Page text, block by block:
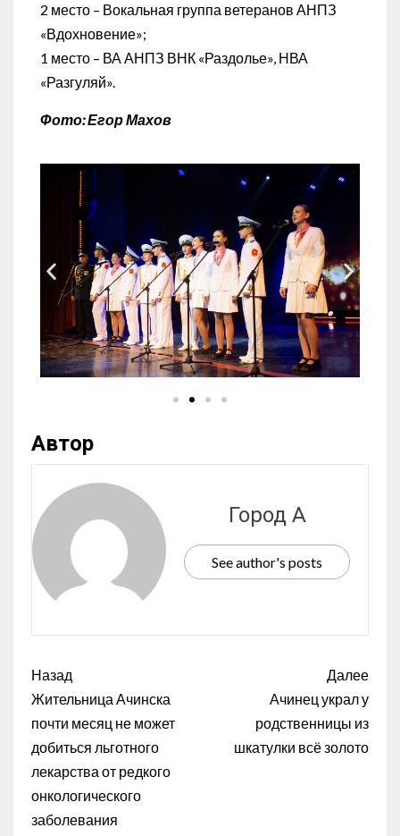
2 место – Вокальная группа ветеранов АНПЗ
«Вдохновение»;
1 место – ВА АНПЗ ВНК «Раздолье», НВА
«Разгуляй».
Фото: Егор Махов
Автор
Город А
See author's posts
Назад
Жительница Ачинска
почти месяц не может
добиться льготного
лекарства от редкого
онкологического
заболевания
Далее
Ачинец украл у
родственницы из
шкатулки всё золото